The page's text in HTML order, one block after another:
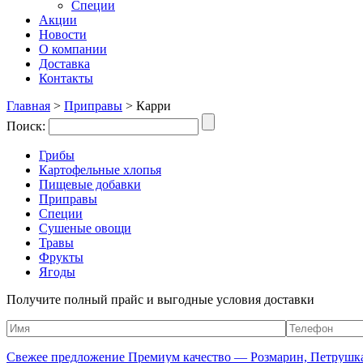
Специи
Акции
Новости
О компании
Доставка
Контакты
Главная > Приправы > Карри
Поиск:
Грибы
Картофельные хлопья
Пищевые добавки
Приправы
Специи
Сушеные овощи
Травы
Фрукты
Ягоды
Получите полный прайс и выгодные условия доставки
Свежее предложение Премиум качество — Розмарин,